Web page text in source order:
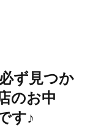
ず見つか
のお中
す♪